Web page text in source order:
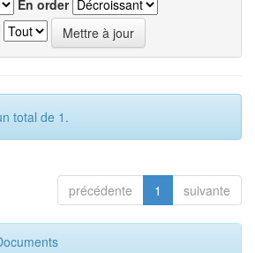
En order
total de 1.
précédente 1 suivante